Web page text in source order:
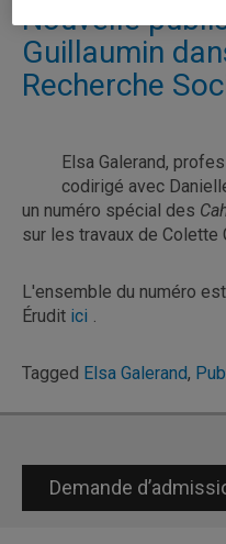
Nouvelle
Guillaumin
Recherche
Elsa Galerand,
codirigé avec
un numéro spécial des
sur les travaux de Colette
L'ensemble du numéro
Érudit ici .
Tagged Elsa Galerand,
Demande